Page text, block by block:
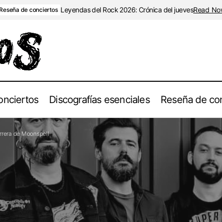
Reseña de conciertos Leyendas del Rock 2026: Crónica del juevesRead
Discografías esenciales Reseña de
esenciales Discografías Esenciales: Recorrido por la Carrera de
de Moonspell